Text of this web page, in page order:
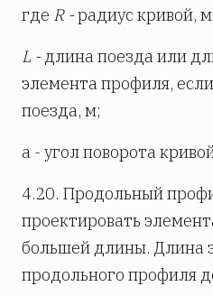
где R -радиус кривой,
L -длина поезда или
элемента профиля,
поезда, м;
a - угол поворота
4.20. Продольный
проектировать
большей длины. Длина
продольного профиля